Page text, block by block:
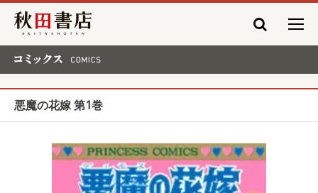
秋田書店
悪魔の花嫁 第1巻